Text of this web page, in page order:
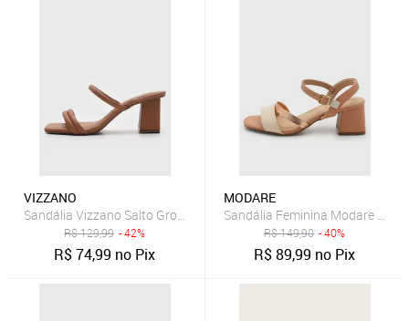
VIZZANO
Sandália Vizzano Salto Grosso Caramelo
R$129,99 - 42%
R$74,99 no Pix
MODARE
Sandália Feminina Modare
R$149,90 - 40%
R$89,99 no Pix